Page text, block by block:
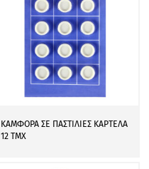
ΚΑΜΦΟΡΑ ΣΕ ΠΑΣΤΙΛΙΕΣ ΚΑΡΤΕΛΑ
12 ΤΜΧ